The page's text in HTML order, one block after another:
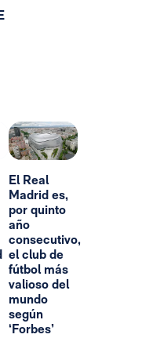
El Real
Madrid es,
por quinto
año
consecutivo,
el club de
fútbol más
valioso del
mundo
según
‘Forbes’